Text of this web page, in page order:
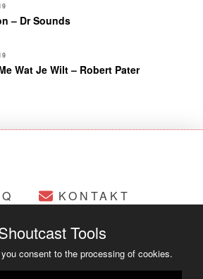
– Dr Sounds
Wat Je Wilt – Robert Pater
KONTAKT
COOKIES
Tools
consent to the processing of cookies.